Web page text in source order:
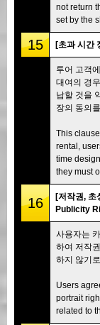
not return
set by the
15 [초과 시간
투어 고객
대여의 경
납할 것을
장의 동의
This
rental,
time
they must
16
[저작권, 초
Publicity
사용자는
하여 저작
하지 않기
Users
portrait
related to